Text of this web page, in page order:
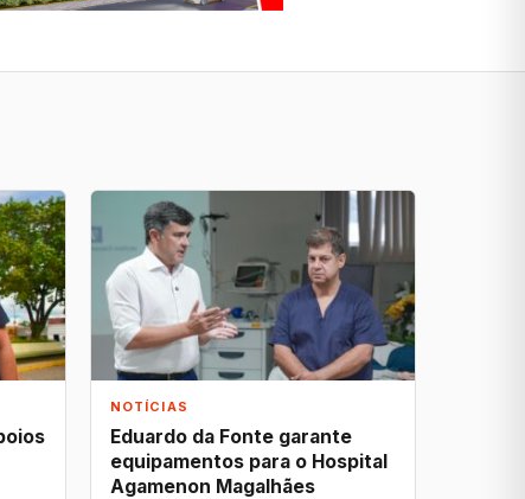
NOTÍCIAS
Eduardo da Fonte garante
equipamentos para o Hospital
Agamenon Magalhães